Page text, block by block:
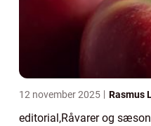
12 november 2025 Rasmus
editorial,Råvarer og sæson